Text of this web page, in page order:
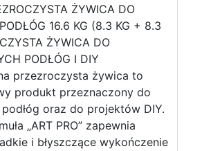
ŻYWICA DO
16.6 KG (8.3 KG + 8.3
ŻYWICA DO
PODŁÓG I DIY
przezroczysta żywica to
produkt przeznaczony do
oraz do projektów DIY.
„ART PRO” zapewnia
i błyszczące wykończenie